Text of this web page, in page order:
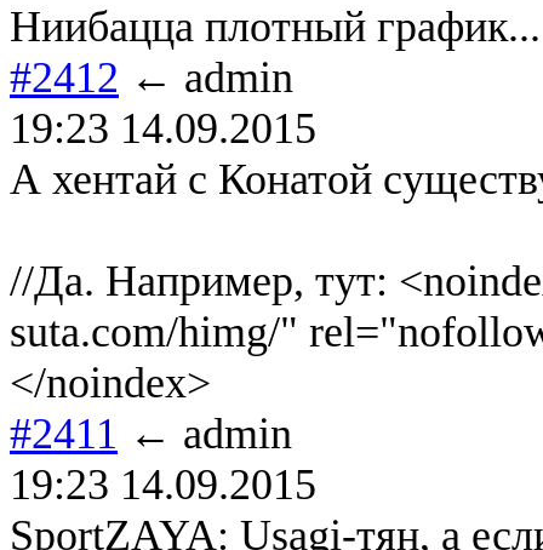
Ниибацца плотный график...
#2412 ← admin
19:23 14.09.2015
А хентай с Конатой
//Да. Например, тут:
suta.com/himg/"
</noindex>
#2411 ← admin
19:23 14.09.2015
SportZAYA: Usagi-тян, а